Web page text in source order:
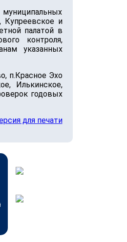
Купреевское и
палатой в
контроля,
указанных
п.Красное Эхо
Илькинское,
годовых
для печати